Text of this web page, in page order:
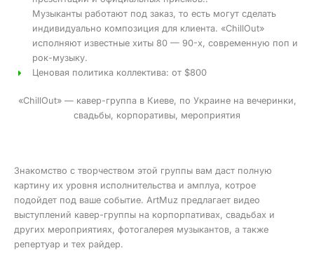
Музыканты работают под заказ, то есть могут сделать
индивидуально композиция для клиента. «ChillОut»
исполняют известные хиты 80 — 90-х, современную поп и
рок-музыку.
Ценовая политика коллектива: от $800
«ChillОut» — кавер-группа в Киеве, по Украине на вечеринки,
свадьбы, корпоративы, мероприятия
Знакомство с творчеством этой группы вам даст полную
картину их уровня исполнительства и амплуа, котрое
подойдет под ваше событие. ArtMuz предлагает видео
выступлений кавер-группы на корпорпативах, свадьбах и
других мероприятиях, фотогалерея музыкантов, а также
репертуар и тех райдер.